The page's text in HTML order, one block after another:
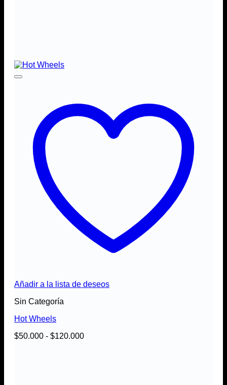
Añadir a la lista de deseos
Sin Categoría
Hot Wheels
$50.000 - $120.000Rango